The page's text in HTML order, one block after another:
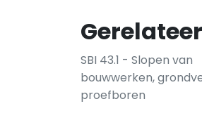
SBI 43.1 - Slopen van
bouwwerken,
proefboren